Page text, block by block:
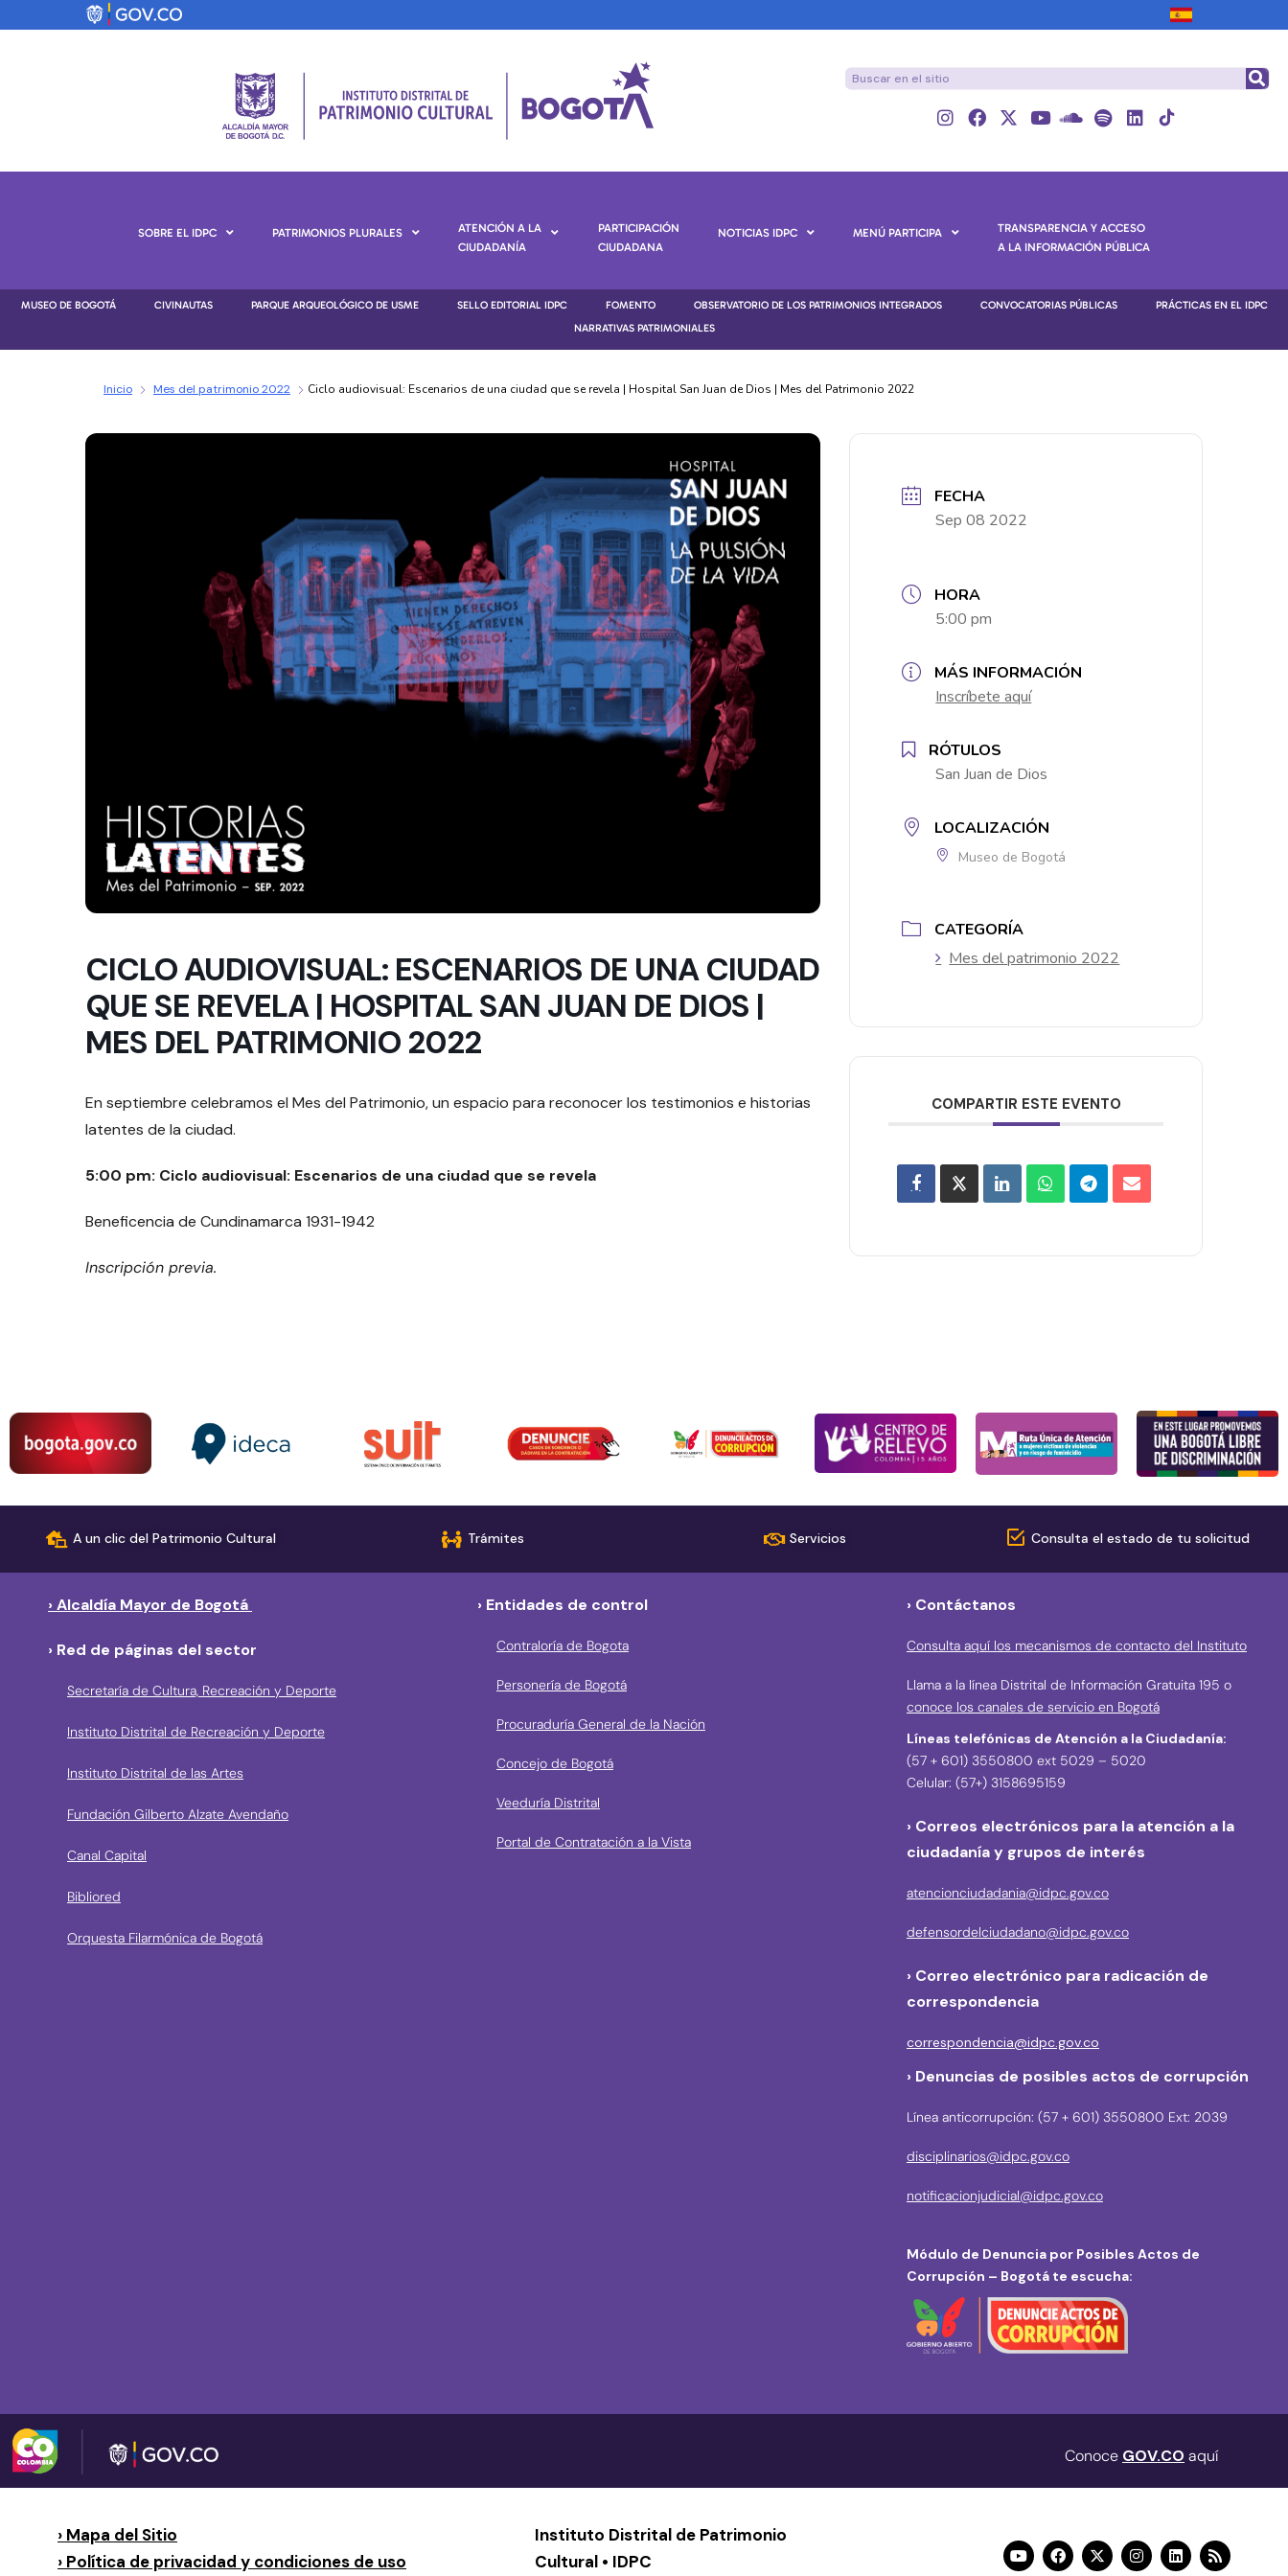
SOBRE EL IDPC PATRIMONIOS PLURALES
ATENCIÓN A LA
CIUDADANÍA
PARTICIPACIÓN
CIUDADANA
NOTICIAS IDPC MENÚ PARTICIPA
TRANSPARENCIA Y ACCESO
A LA INFORMACIÓN PÚBLICA
MUSEO DE BOGOTÁ CIVINAUTAS PARQUE ARQUEOLÓGICO DE USME SELLO EDITORIAL IDPC FOMENTO OBSERVATORIO DE LOS PATRIMONIOS INTEGRADOS CONVOCATORIAS PÚBLICAS
PRÁCTICAS EN EL IDPC
NARRATIVAS PATRIMONIALES
Inicio Mes del patrimonio 2022 Ciclo audiovisual: Escenarios de una ciudad que se revela | Hospital San Juan de Dios | Mes del Patrimonio 2022
CICLO AUDIOVISUAL: ESCENARIOS DE UNA CIUDAD
QUE SE REVELA | HOSPITAL SAN JUAN DE DIOS |
MES DEL PATRIMONIO 2022
En septiembre celebramos el Mes del Patrimonio, un espacio para reconocer los testimonios e historias
latentes de la ciudad.
5:00 pm: Ciclo audiovisual: Escenarios de una ciudad que se revela
Beneficencia de Cundinamarca 1931-1942
Inscripción previa.
FECHA
Sep 08 2022
HORA
5:00 pm
MÁS INFORMACIÓN
Inscríbete aquí
RÓTULOS
San Juan de Dios
LOCALIZACIÓN
Museo de Bogotá
CATEGORÍA
Mes del patrimonio 2022
COMPARTIR ESTE EVENTO
A un clic del Patrimonio Cultural Trámites Servicios Consulta el estado de tu solicitud
› Alcaldía Mayor de Bogotá
› Red de páginas del sector
Secretaría de Cultura, Recreación y Deporte
Instituto Distrital de Recreación y Deporte
Instituto Distrital de las Artes
Fundación Gilberto Alzate Avendaño
Canal Capital
Bibliored
Orquesta Filarmónica de Bogotá
› Entidades de control
Contraloría de Bogota
Personería de Bogotá
Procuraduría General de la Nación
Concejo de Bogotá
Veeduría Distrital
Portal de Contratación a la Vista
› Contáctanos
Consulta aquí los mecanismos de contacto del Instituto
Llama a la línea Distrital de Información Gratuita 195 o
conoce los canales de servicio en Bogotá
Líneas telefónicas de Atención a la Ciudadanía:
(57 + 601) 3550800 ext 5029 – 5020
Celular: (57+) 3158695159
› Correos electrónicos para la atención a la
ciudadanía y grupos de interés
atencionciudadania@idpc.gov.co
defensordelciudadano@idpc.gov.co
› Correo electrónico para radicación de
correspondencia
correspondencia@idpc.gov.co
› Denuncias de posibles actos de corrupción
Línea anticorrupción: (57 + 601) 3550800 Ext: 2039
disciplinarios@idpc.gov.co
notificacionjudicial@idpc.gov.co
Módulo de Denuncia por Posibles Actos de
Corrupción – Bogotá te escucha:
Conoce GOV.CO aquí
› Mapa del Sitio
› Política de privacidad y condiciones de uso
Instituto Distrital de Patrimonio
Cultural • IDPC